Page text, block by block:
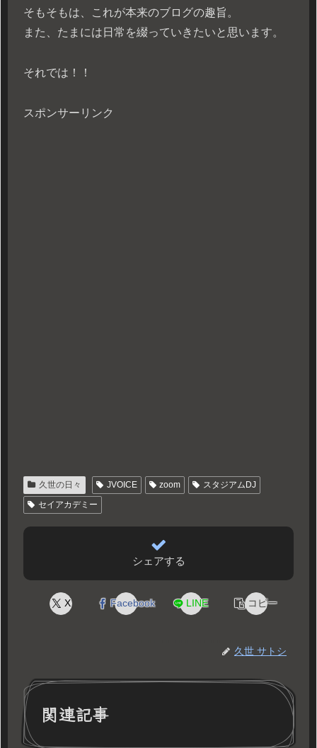
そもそもは、これが本来のブログの趣旨。
また、たまには日常を綴っていきたいと思います。
それでは！！
スポンサーリンク
久世の日々 JVOICE zoom
スタジアムDJ
セイアカデミー
シェアする
X Facebook LINE コピー
久世 サトシ
関連記事